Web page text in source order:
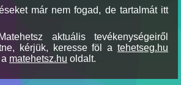
már nem fogad, de tartalmát itt
aktuális tevékenységeiről
kérjük, keresse föl a tehetseg.hu
matehetsz.hu oldalt.